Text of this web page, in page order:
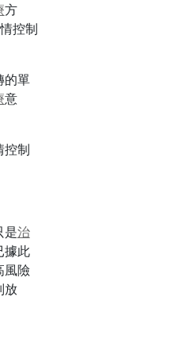
方
控制
的單
意
控制
是治
據此
風險
放